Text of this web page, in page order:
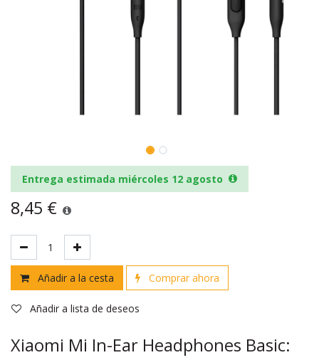
Entrega estimada miércoles 12 agosto
8,45 €
Añadir a la cesta Comprar ahora
Añadir a lista de deseos
Xiaomi Mi In-Ear Headphones Basic: